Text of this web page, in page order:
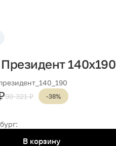
140х190
90 321 ₽ -38%
В корзину